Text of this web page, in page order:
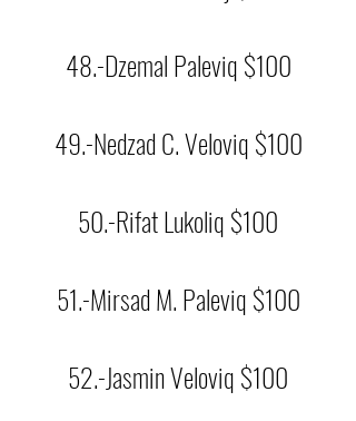
48.-Dzemal Paleviq $100
49.-Nedzad C. Veloviq $100
50.-Rifat Lukoliq $100
51.-Mirsad M. Paleviq $100
52.-Jasmin Veloviq $100